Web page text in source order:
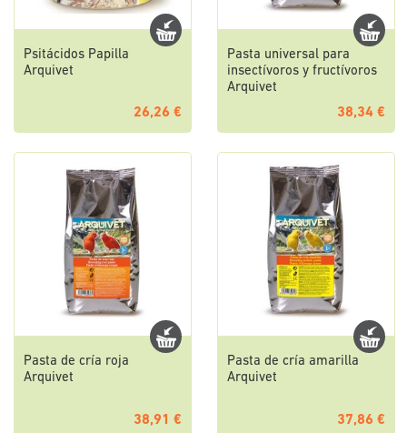
Psitácidos Papilla
Arquivet
26,26 €
Pasta universal para
insectívoros y fructívoros
Arquivet
38,34 €
Pasta de cría roja
Arquivet
38,91 €
Pasta de cría amarilla
Arquivet
37,86 €